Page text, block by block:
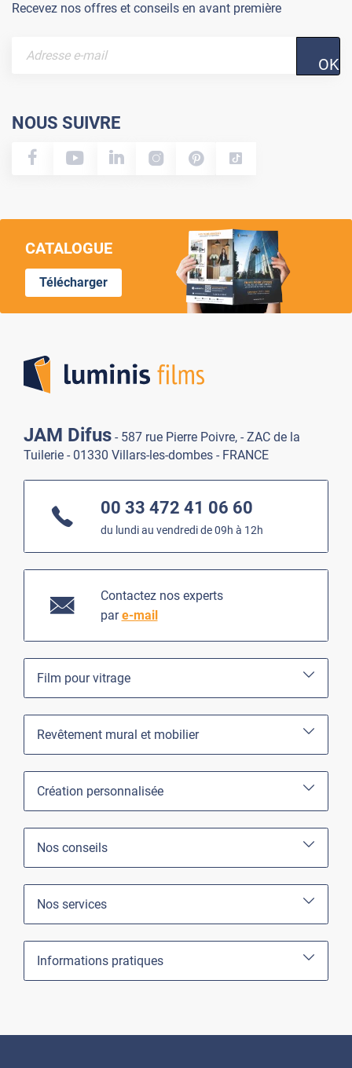
Recevez nos offres et conseils en avant première
OK
NOUS SUIVRE
CATALOGUE
Télécharger
JAM Difus - 587 rue Pierre Poivre, - ZAC de la
Tuilerie - 01330 Villars-les-dombes - FRANCE
00 33 472 41 06 60
du lundi au vendredi de 09h à 12h
Contactez nos experts
pare-mail
Film pour vitrage
Revêtement mural et mobilier
Création personnalisée
Nos conseils
Nos services
Informations pratiques